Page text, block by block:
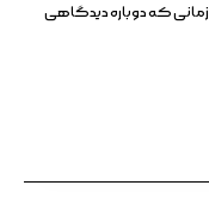
زمانی که دوباره دیدگاهی